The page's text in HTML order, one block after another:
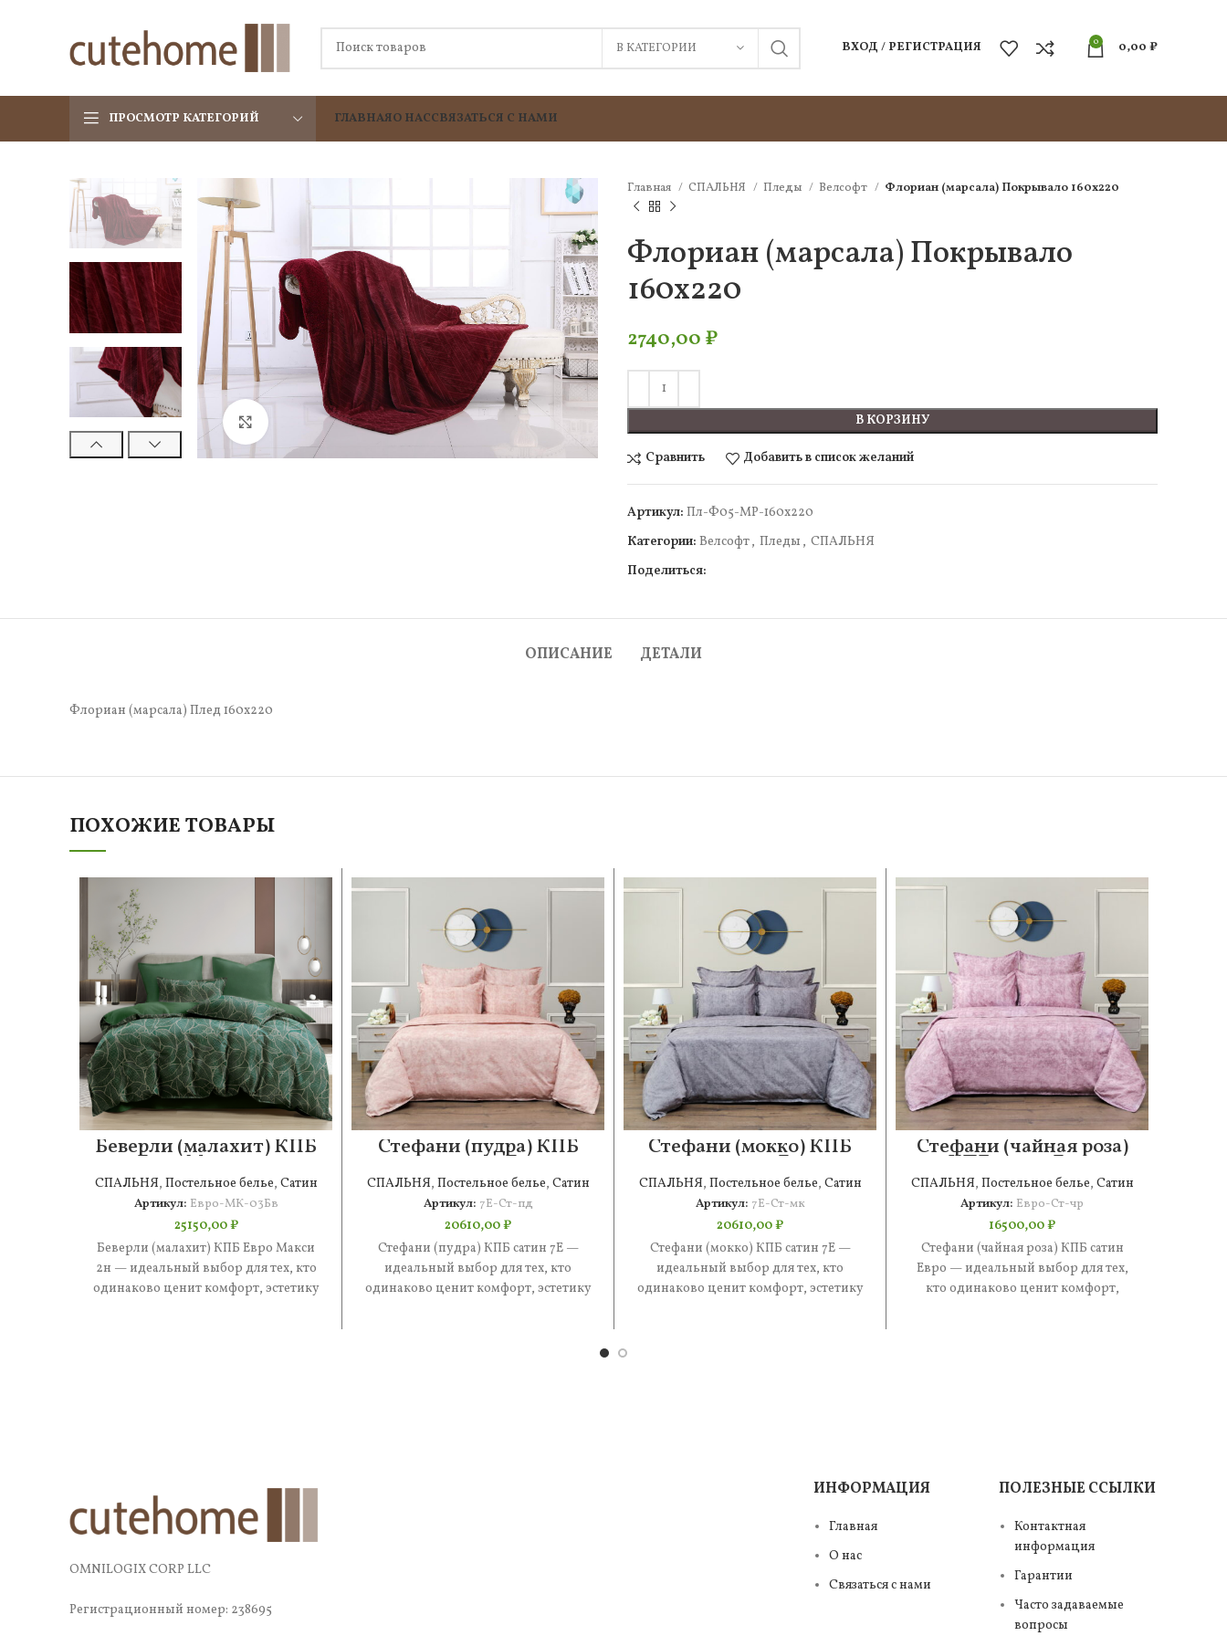
В КАТЕГОРИИ ВХОД / РЕГИСТРАЦИЯ 0 0,00 ₽
ПРОСМОТР КАТЕГОРИЙ ГЛАВНАЯО НАССВЯЗАТЬСЯ С НАМИ
Нажмите, чтобы увеличить
Главная СПАЛЬНЯ Пледы Велсофт Флориан (марсала) Покрывало 160х220
Флориан (марсала) Покрывало
160х220
2740,00₽
В КОРЗИНУ
Сравнить Добавить в список желаний
Артикул: Пл-Ф05-МР-160х220
Категории: Велсофт, Пледы , СПАЛЬНЯ
Поделиться:
ОПИСАНИЕ ДЕТАЛИ
Флориан (марсала) Плед 160х220
ПОХОЖИЕ ТОВАРЫ
Беверли (малахит) КПБ
Евро Макси 2н
СПАЛЬНЯ, Постельное белье, Сатин
Артикул: Евро-МК-03Бв
25150,00₽
Беверли (малахит) КПБ Евро Макси
2н — идеальный выбор для тех, кто
одинаково ценит комфорт, эстетику
Стефани (пудра) КПБ
сатин 7Е
СПАЛЬНЯ, Постельное белье, Сатин
Артикул: 7Е-Ст-пд
20610,00₽
Стефани (пудра) КПБ сатин 7Е —
идеальный выбор для тех, кто
одинаково ценит комфорт, эстетику
Стефани (мокко) КПБ
сатин 7Е
СПАЛЬНЯ, Постельное белье, Сатин
Артикул: 7Е-Ст-мк
20610,00₽
Стефани (мокко) КПБ сатин 7Е —
идеальный выбор для тех, кто
одинаково ценит комфорт, эстетику
Стефани (чайная роза)
КПБ сатин Евро
СПАЛЬНЯ, Постельное белье, Сатин
Артикул: Евро-Ст-чр
16500,00₽
Стефани (чайная роза) КПБ сатин
Евро — идеальный выбор для тех,
кто одинаково ценит комфорт,
OMNILOGIX CORP LLC
Регистрационный номер: 238695
ИНФОРМАЦИЯ
Главная
О нас
Связаться с нами
ПОЛЕЗНЫЕ ССЫЛКИ
Контактная
информация
Гарантии
Часто задаваемые
вопросы